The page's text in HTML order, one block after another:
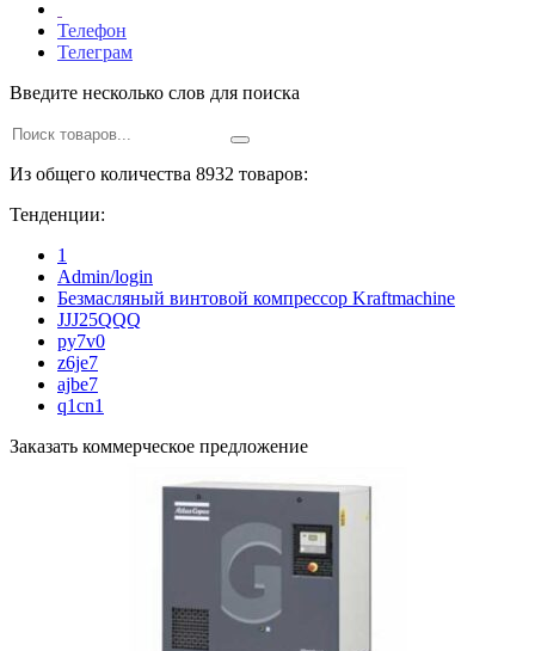
Телефон
Телеграм
Введите несколько слов для поиска
Из общего количества 8932 товаров:
Тенденции:
1
Admin/login
Безмасляный винтовой компрессор Kraftmaсhine
JJJ25QQQ
py7v0
z6je7
ajbe7
q1cn1
Заказать коммерческое предложение